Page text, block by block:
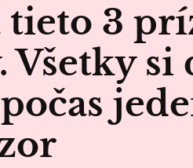
tieto 3
Všetky si